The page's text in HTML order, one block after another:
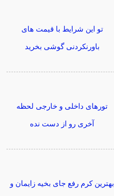
تو این شرایط با قیمت های
باورنکردنی گوشی بخرید
تورهای داخلی و خارجی لحظه
آخری رو از دست نده
بهترین کرم رفع جای بخیه زایمان و